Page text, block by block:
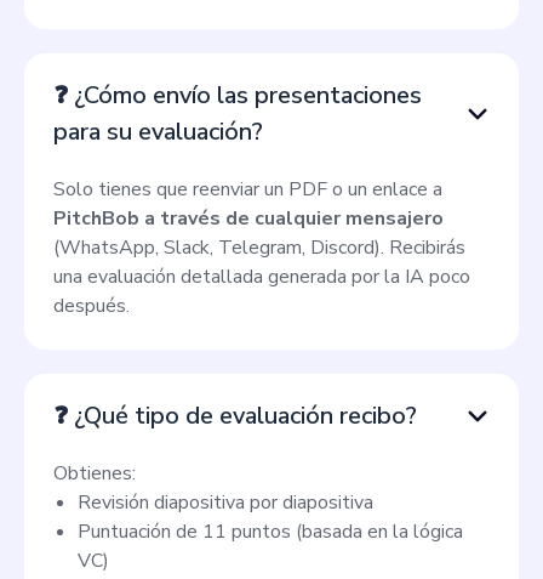
❓ ¿Cómo envío las presentaciones
para su evaluación?
Solo tienes que reenviar un PDF o un enlace a
PitchBob a través de cualquier mensajero
(WhatsApp, Slack, Telegram, Discord). Recibirás
una evaluación detallada generada por la IA poco
después.
❓ ¿Qué tipo de evaluación recibo?
Obtienes:
Revisión diapositiva por diapositiva
Puntuación de 11 puntos (basada en la lógica
VC)